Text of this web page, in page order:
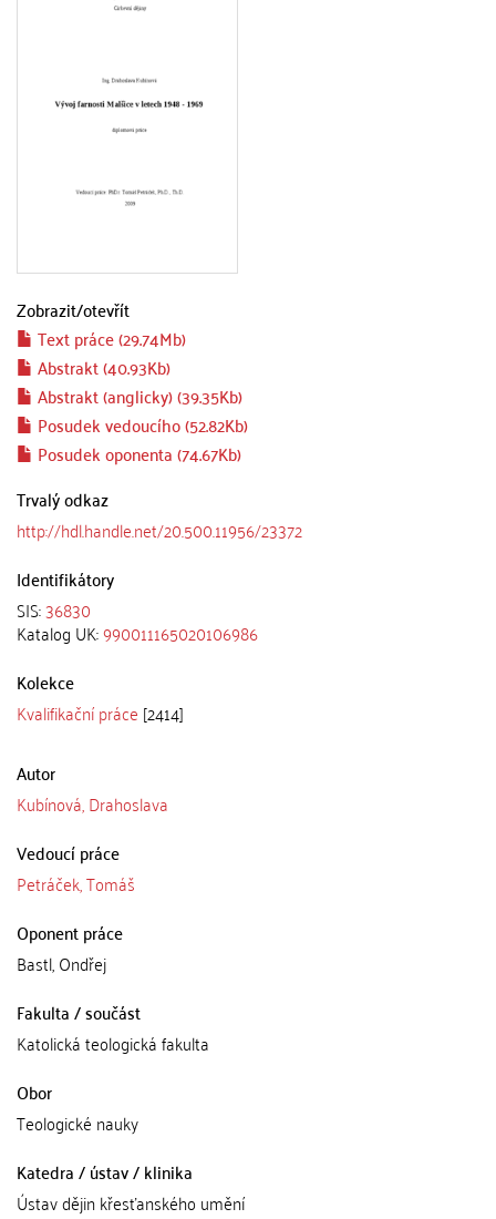
Zobrazit/otevřít
Text práce (29.74Mb)
Abstrakt (40.93Kb)
Abstrakt (anglicky) (39.35Kb)
Posudek vedoucího (52.82Kb)
Posudek oponenta (74.67Kb)
Trvalý odkaz
http://hdl.handle.net/20.500.11956/23372
Identifikátory
SIS:36830
Katalog UK:990011165020106986
Kolekce
Kvalifikační práce [2414]
Autor
Kubínová, Drahoslava
Vedoucí práce
Petráček, Tomáš
Oponent práce
Bastl, Ondřej
Fakulta / součást
Katolická teologická fakulta
Obor
Teologické nauky
Katedra / ústav / klinika
Ústav dějin křesťanského umění